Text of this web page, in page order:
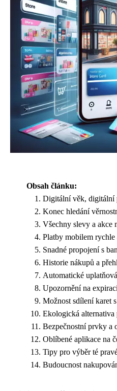
Obsah článku:
Digitální věk, digitální
Konec hledání
Všechny slevy a akce
Platby mobilem rychle
Snadné propojení s
Historie nákupů a
Automatické
Upozornění na
Možnost sdílení karet
Ekologická alternativa
Bezpečnostní prvky a
Oblíbené aplikace na
Tipy pro výběr té
Budoucnost